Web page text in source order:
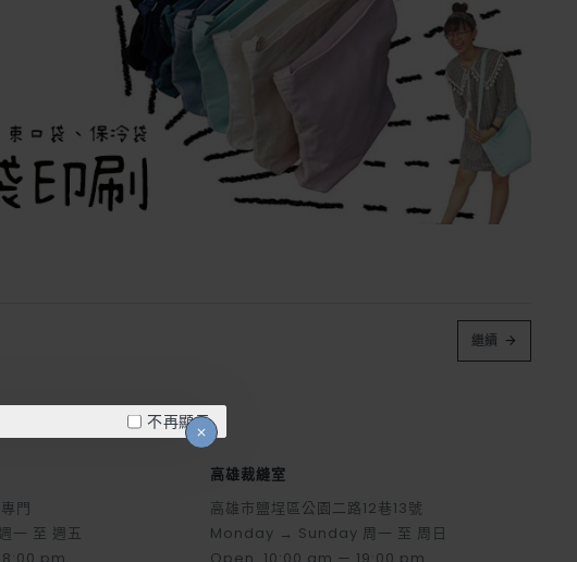
不再顯示
繼續
門
至 週五
高雄裁縫室
高雄市鹽埕區公園二路12巷13號
Monday → Sunday 周一 至 周日